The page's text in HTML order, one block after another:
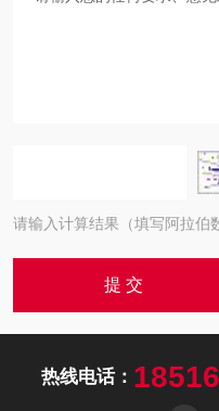
请输入计算结果（填写阿拉伯
热线电话：